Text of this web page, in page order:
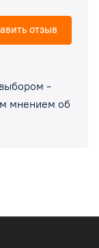
-
мнением об
отзыв